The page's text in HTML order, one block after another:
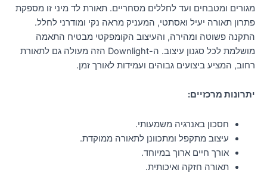
מגורים ומטבחים ועד לחללים מסחריים. תאורת לד מיני זו מספקת
פתרון תאורה יעיל ואסתטי, המעניק מראה נקי ומודרני לחלל.
התקנה פשוטה ומהירה, והעיצוב הקומפקטי מבטיח התאמה
מושלמת לכל סגנון עיצוב. ה-Downlight הזה מעולה גם לתאורת
רחוב, המציע ביצועים גבוהים ועמידות לאורך זמן.
יתרונות מרכזיים:
חסכון באנרגיה משמעותי.
עיצוב מתקפל ומתכוונן לתאורה ממוקדת.
אורך חיים ארוך במיוחד.
תאורה חזקה ואיכותית.